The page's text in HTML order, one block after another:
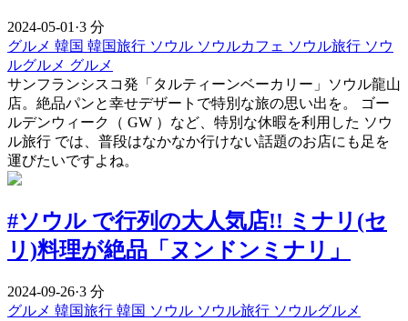
2024-05-01 ·3 分
グルメ 韓国 韓国旅行 ソウル ソウルカフェ ソウル旅行 ソウ
ルグルメ グルメ
サンフランシスコ発「タルティーンベーカリー」ソウル龍山
店。絶品パンと幸せデザートで特別な旅の思い出を。 ゴー
ルデンウィーク（ GW ）など、特別な休暇を利用した ソウ
ル旅行 では、普段はなかなか行けない話題のお店にも足を
運びたいですよね。
#ソウル で行列の大人気店!! ミナリ(セ
リ)料理が絶品「ヌンドンミナリ」
2024-09-26·3 分
グルメ 韓国旅行 韓国 ソウル ソウル旅行 ソウルグルメ